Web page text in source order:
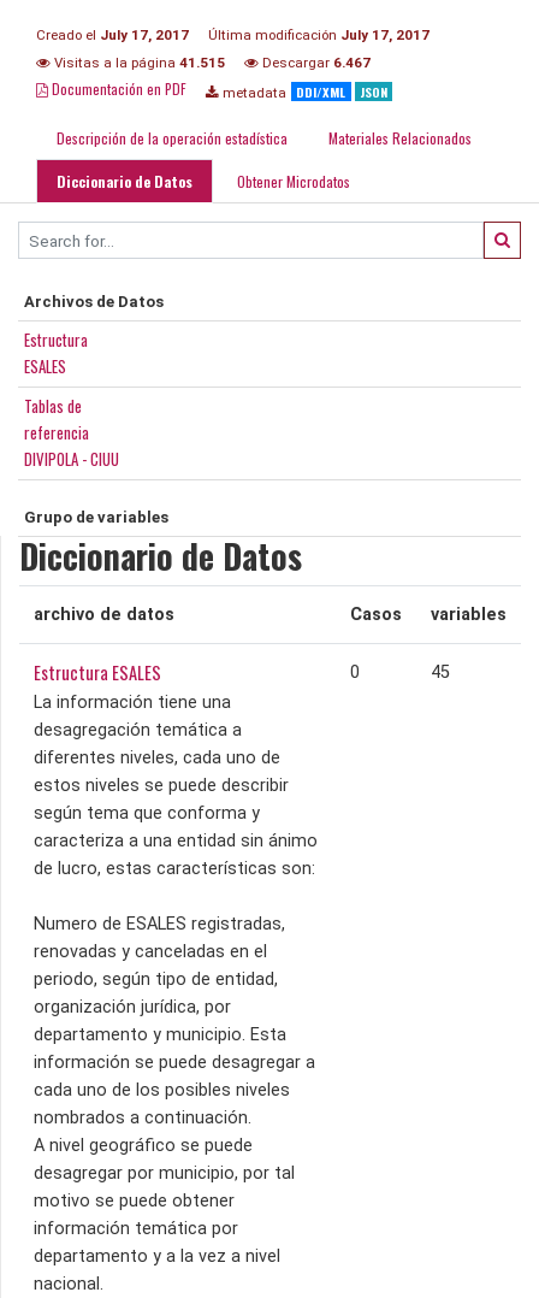
Creado el July 17, 2017 Última modificación July 17, 2017
Visitas a la página 41.515 Descargar 6.467
Documentación en PDF metadata DDI/XML JSON
Descripción de la operación estadística Materiales Relacionados
Diccionario de Datos Obtener Microdatos
Archivos de Datos
Estructura
ESALES
Tablas de
referencia
DIVIPOLA - CIUU
Grupo de variables
Diccionario de Datos
archivo de datos Casos variables
Estructura ESALES
La información tiene una
desagregación temática a
diferentes niveles, cada uno de
estos niveles se puede describir
según tema que conforma y
caracteriza a una entidad sin ánimo
de lucro, estas características son:
Numero de ESALES registradas,
renovadas y canceladas en el
periodo, según tipo de entidad,
organización jurídica, por
departamento y municipio. Esta
información se puede desagregar a
cada uno de los posibles niveles
nombrados a continuación.
A nivel geográfico se puede
desagregar por municipio, por tal
motivo se puede obtener
información temática por
departamento y a la vez a nivel
nacional.
0 45